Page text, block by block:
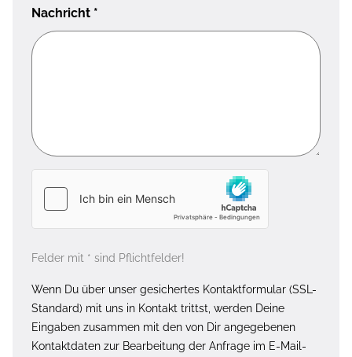
Nachricht *
Felder mit * sind Pflichtfelder!
Wenn Du über unser gesichertes Kontaktformular (SSL-
Standard) mit uns in Kontakt trittst, werden Deine
Eingaben zusammen mit den von Dir angegebenen
Kontaktdaten zur Bearbeitung der Anfrage im E-Mail-